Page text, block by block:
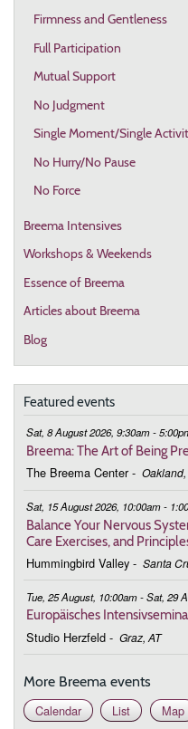
Firmness and Gentleness
Full Participation
Mutual Support
No Judgment
Single Moment/Single
No Hurry/No Pause
No Force
Breema Intensives
Workshops & Weekends
Essence of Breema
Articles about Breema
Blog
Featured events
Sat, 8 August 2026, 9:30am -
Breema: The Art of Being
The Breema Center -
Sat, 15 August 2026, 10:00am -
Balance Your Nervous
Care Exercises, and
Hummingbird Valley - Santa
Tue, 25 August, 10:00am - Sat, 29
Europäisches
Studio Herzfeld - Graz, AT
More Breema events
Calendar
List Map